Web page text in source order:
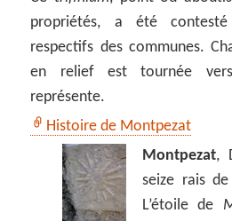
propriétés, a été
respectifs des communes.
en relief est tournée
représente.
Histoire de Montpezat
Montpezat,
seize rais
L’étoile de